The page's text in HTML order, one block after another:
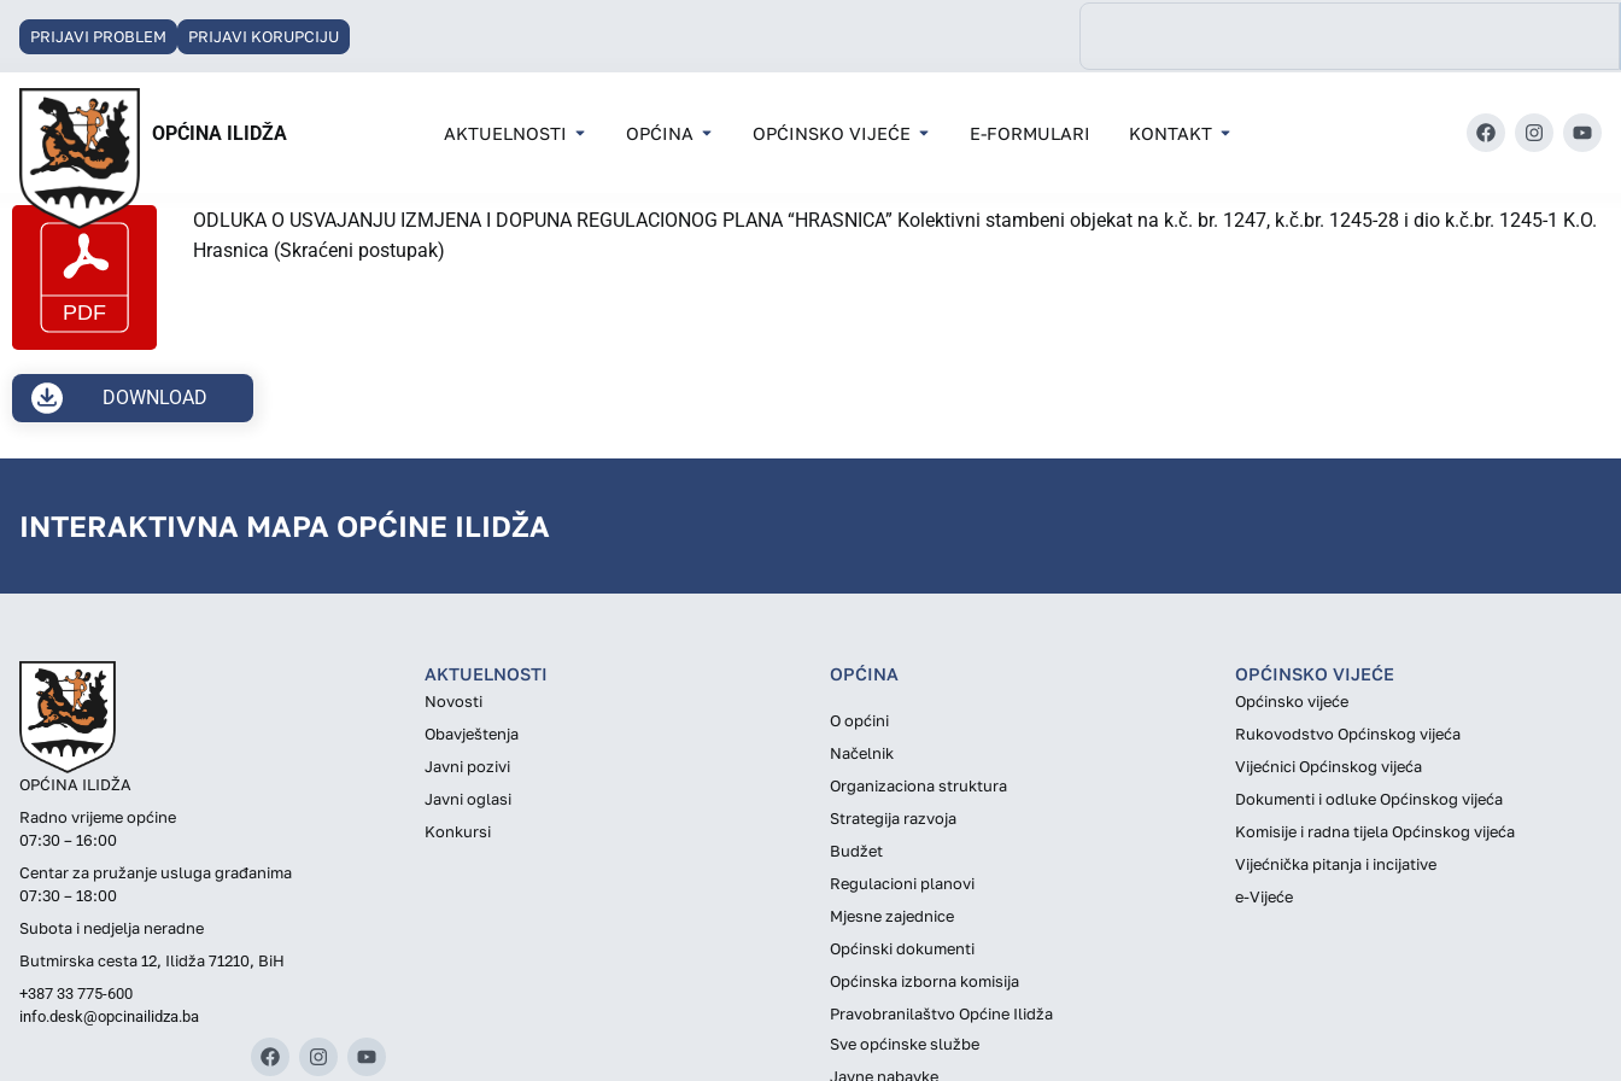
PRIJAVI PROBLEM PRIJAVI KORUPCIJU
OPĆINA ILIDŽA AKTUELNOSTI OPĆINA OPĆINSKO VIJEĆE E-FORMULARI KONTAKT
ODLUKA O USVAJANJU IZMJENA I DOPUNA REGULACIONOG PLANA “HRASNICA” Kolektivni stambeni objekat na k.č. br. 1247, k.č.br. 1245-28 i dio k.č.br. 1245-1 K.O.
Hrasnica (Skraćeni postupak)
DOWNLOAD
INTERAKTIVNA MAPA OPĆINE ILIDŽA
OPĆINA ILIDŽA
Radno vrijeme općine
07:30 – 16:00
Centar za pružanje usluga građanima
07:30 – 18:00
Subota i nedjelja neradne
Butmirska cesta 12, Ilidža 71210, BiH
+387 33 775-600
info.desk@opcinailidza.ba
AKTUELNOSTI
Novosti
Obavještenja
Javni pozivi
Javni oglasi
Konkursi
OPĆINA
O općini
Načelnik
Organizaciona struktura
Strategija razvoja
Budžet
Regulacioni planovi
Mjesne zajednice
Općinski dokumenti
Općinska izborna komisija
Pravobranilaštvo Općine Ilidža
Sve općinske službe
Javne nabavke
OPĆINSKO VIJEĆE
Općinsko vijeće
Rukovodstvo Općinskog vijeća
Vijećnici Općinskog vijeća
Dokumenti i odluke Općinskog vijeća
Komisije i radna tijela Općinskog vijeća
Vijećnička pitanja i incijative
e-Vijeće